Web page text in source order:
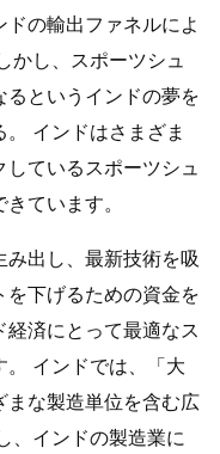
の輸出ファネルによ
かし、スポーツシュ
るというインドの夢を
インドはさまざま
ているスポーツシュ
ています。
出し、最新技術を吸
を下げるための資金を
済にとって最適なス
インドでは、「大
まな製造単位を含む広
、インドの製造業に